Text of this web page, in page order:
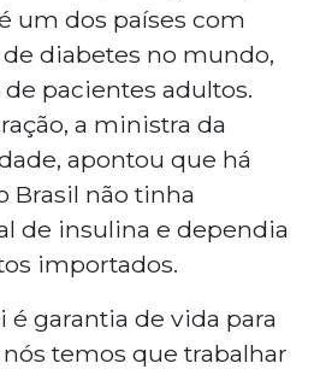
um dos países com
diabetes no mundo,
pacientes adultos.
a ministra da
apontou que há
Brasil não tinha
de insulina e dependia
importados.
é garantia de vida para
temos que trabalhar